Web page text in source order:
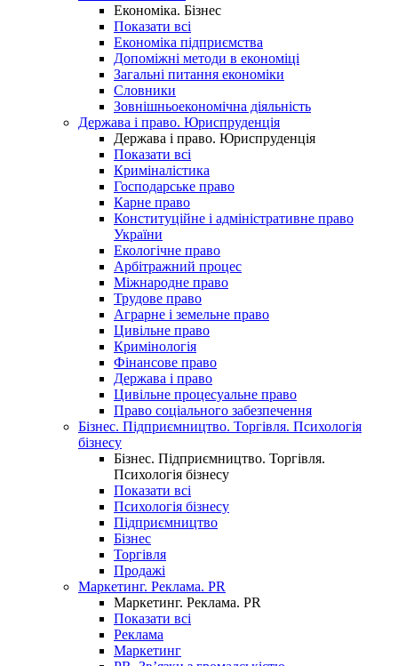
Економіка. Бізнес
Показати всі
Економіка підприємства
Допоміжні методи в економіці
Загальні питання економіки
Словники
Зовнішньоекономічна діяльність
Держава і право. Юриспруденція
Держава і право. Юриспруденція
Показати всі
Криміналістика
Господарське право
Карне право
Конституційне і адміністративне право
України
Екологічне право
Арбітражний процес
Міжнародне право
Трудове право
Аграрне і земельне право
Цивільне право
Кримінологія
Фінансове право
Держава і право
Цивільне процесуальне право
Право соціального забезпечення
Бізнес. Підприємництво. Торгівля. Психологія
бізнесу
Бізнес. Підприємництво. Торгівля.
Психологія бізнесу
Показати всі
Психологія бізнесу
Підприємництво
Бізнес
Торгівля
Продажі
Маркетинг. Реклама. PR
Маркетинг. Реклама. PR
Показати всі
Реклама
Маркетинг